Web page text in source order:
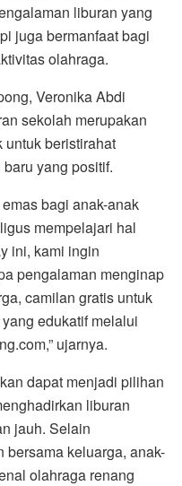
liburan yang
juga bermanfaat bagi
olahraga.
Veronika Abdi
sekolah merupakan
untuk beristirahat
yang positif.
bagi anak-anak
mempelajari hal
ini, kami ingin
pengalaman menginap
camilan gratis untuk
edukatif melalui
ujarnya.
dapat menjadi pilihan
liburan
jauh. Selain
bersama keluarga, anak-
olahraga renang